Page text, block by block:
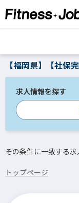
【福岡県】【社保
求人情報を探す
その条件に一致する求
トップページ